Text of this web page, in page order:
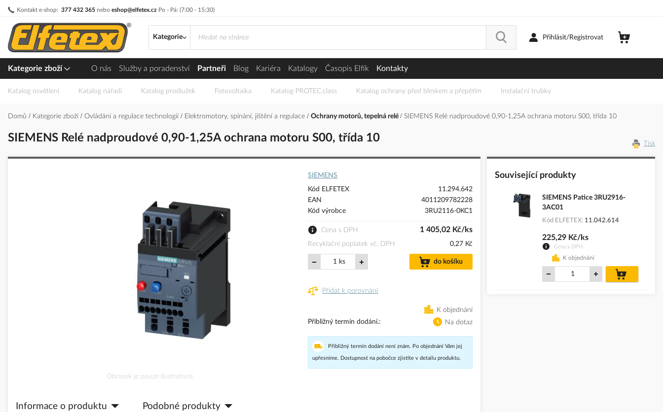
Kontakt e-shop: 377 432 365 nebo eshop@elfetex.cz Po - Pá: (7:00 - 15:30)
Přejít
obsah
Kategorie
Přihlásit/Registrovat
Kategorie zboží O nás Služby a poradenství Partneři Blog Kariéra Katalogy Časopis Elfík Kontakty
Katalog osvětlení Katalog nářadí Katalog prodlužek Fotovoltaika Katalog PROTEC.class Katalog ochrany před bleskem a přepětím Instalační trubky
Domů Kategorie zboží Ovládání a regulace technologií Elektromotory, spínání, jištění a regulace Ochrany motorů, tepelná relé SIEMENS Relé nadproudové 0,90-1,25A ochrana motoru S00, třída 10
SIEMENS Relé nadproudové 0,90-1,25A ochrana motoru S00, třída 10 Tisk
galerie
Obrázek je pouze ilustrativní.
SIEMENS
Kód ELFETEX
11.294.642
EAN
4011209782228
Kód výrobce
3RU2116-0KC1
Cena s DPH 1 405,02 Kč/ks
Recyklační poplatek vč. DPH 0,27 Kč
ks do košíku
Přidat k porovnání
K objednání
Přibližný termín dodání.
Na dotaz
Přibližný termín dodání není znám. Po objednání Vám jej
upřesníme. Dostupnost na pobočce zjistíte v detailu produktu.
Informace o produktu Podobné produkty
Související produkty
SIEMENS Patice 3RU2916-
3AC01
Kód ELFETEX 11.042.614
Cena s DPH
225,29 Kč/ks
K objednání
košíku